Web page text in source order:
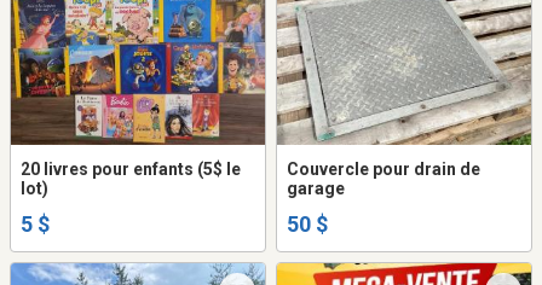
20 livres pour enfants (5$ le
lot)
5 $
Couvercle pour drain de
garage
50 $